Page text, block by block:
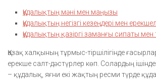
Құдалықтың мәні мен маңызы
Құдалықтың негізгі кезеңдері мен
Құдалықтың қазіргі заманғы сипаты мен
Қазақ халқының тұрмыс-тіршілігінде
ерекше салт-дәстүрлер көп. Солардың
– құдалық, яғни екі жақтың ресми түрде құда